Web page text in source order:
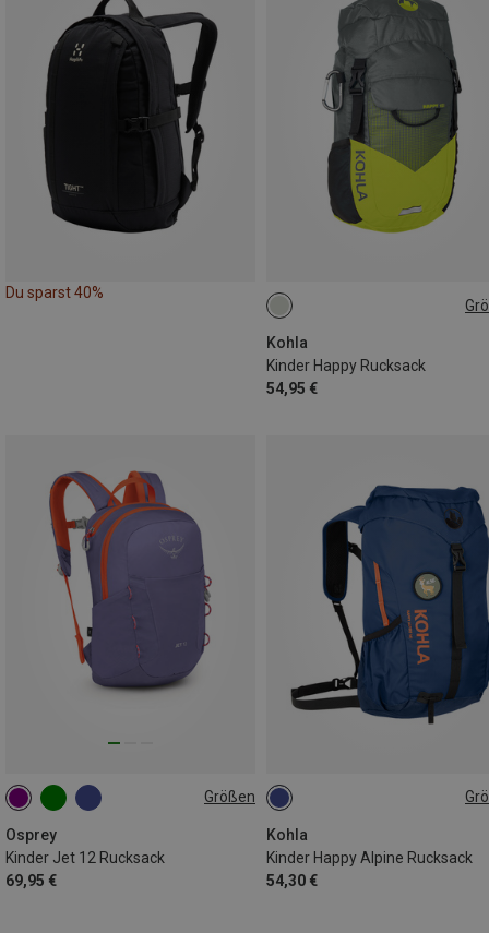
Du sparst 40%
Kohla
Kinder Happy Rucksack
54,95 €
15L
Größen
Osprey
Kinder Jet 12 Rucksack
69,95 €
12L
Kohla
Kinder Happy Alpine Rucksack
54,30 €
14L